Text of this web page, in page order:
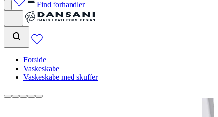
Find forhandler
Forside
Vaskeskabe
Vaskeskabe med skuffer